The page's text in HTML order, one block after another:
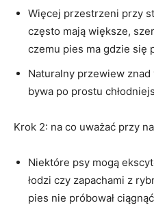
Więcej przestrzeni przy
często mają większe,
czemu pies ma gdzie się
Naturalny przewiew
bywa po prostu
Krok 2: na co uważać przy
Niektóre psy mogą
łodzi czy zapachami z
pies nie próbował